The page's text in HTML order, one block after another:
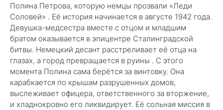
Полина Петрова, которую немцы прозвали «Леди
Соловей» . Её история начинается в августе 1942 года.
Девушка-медсестра вместе с отцом и младшим
братом оказывается в эпицентре Сталинградской
битвы. Немецкий десант расстреливает её отца на
глазах, а город превращается в руины . С этого
момента Полина сама берётся за винтовку. Она
карабкается по крышам разрушенных домов,
выслеживает офицера, ответственного за вторжение,
и хладнокровно его ликвидирует. Её сольная миссия в